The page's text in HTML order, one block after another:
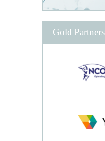
Gold Partners